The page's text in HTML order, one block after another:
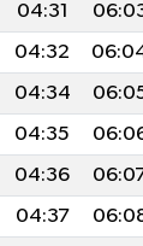
04:31
04:32
04:34
04:35
04:36
04:37